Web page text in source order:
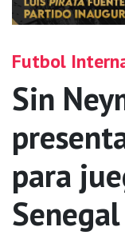
Futbol
Sin
para